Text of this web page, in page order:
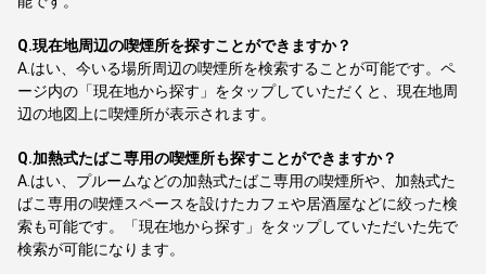
Q.現在地周辺の喫煙所を探すことができますか？
A. はい、今いる場所周辺の喫煙所を検索することが可能です。ペ
ージ内の「現在地から探す」をタップしていただくと、現在地周
辺の地図上に喫煙所が表示されます。
Q.加熱式たばこ専用の喫煙所も探すことができますか？
A. はい、プルームなどの加熱式たばこ専用の喫煙所や、加熱式た
ばこ専用の喫煙スペースを設けたカフェや居酒屋などに絞った検
索も可能です。「現在地から探す」をタップしていただいた先で
検索が可能になります。